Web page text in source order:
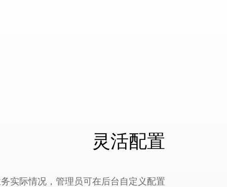
灵活配置
实际情况，管理员可在后台自定义配置